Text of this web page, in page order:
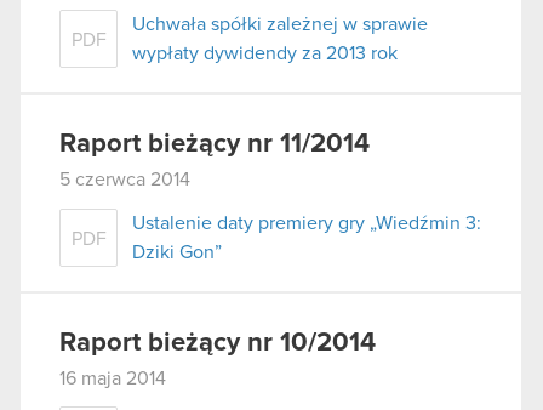
PDF
Uchwała spółki zależnej w sprawie
wypłaty dywidendy za 2013 rok
Raport bieżący nr 11/2014
5 czerwca 2014
PDF
Ustalenie daty premiery gry „Wiedźmin 3:
Dziki Gon”
Raport bieżący nr 10/2014
16 maja 2014